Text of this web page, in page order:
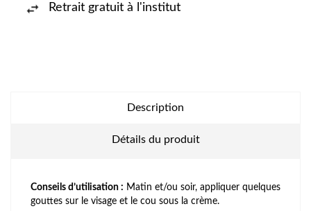
Retrait gratuit à l'institut
Description
Détails du produit
Conseils d’utilisation : Matin et/ou soir, appliquer quelques
gouttes sur le visage et le cou sous la crème.